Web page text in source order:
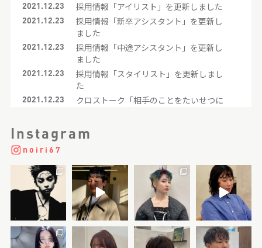
2021.12.23 採用情報「アイリスト」を更新しました
2021.12.23
採用情報「新卒アシスタント」を更新し
ました
2021.12.23
採用情報「中途アシスタント」を更新し
ました
2021.12.23
採用情報「スタイリスト」を更新しまし
た
2021.12.23
クロストーク「相手のことをたいせつに
2021.12.23
クロストーク「それぞれの良さが輝くサ
2021.12.23 インタビュー「川島 芳」を更新しました
2021.12.23 インタビュー「Sayaka」を更新しました
2021.12.23
インタビュー「田中 恭子」を更新しまし
た
Instagram
noiri67